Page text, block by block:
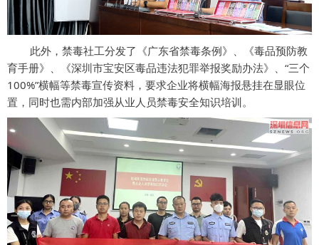
此外，禁毒社工分发了《广东省禁毒条例》、《毒品预防教
育手册》、《深圳市宝安区毒品违法犯罪举报奖励办法》、“三个
100%”横幅等禁毒宣传资料，要求企业将横幅海报悬挂在显眼位
置，同时也需内部加强从业人员禁毒安全知识培训。